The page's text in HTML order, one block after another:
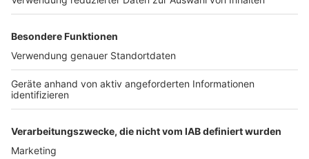
An/mit Corona gestorbene Personen: 139
Hospitalisierungsrate (NRW): 2,73
Covid-Patientinnen und -Patienten in
münsterschen Krankenhäusern: 26, davon auf
Intensivstation: 12, davon beatmet: 10
Weitere Informationen auf derstädtischen
Anzeige